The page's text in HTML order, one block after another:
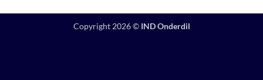
Copyright 2026 © IND Onderdil